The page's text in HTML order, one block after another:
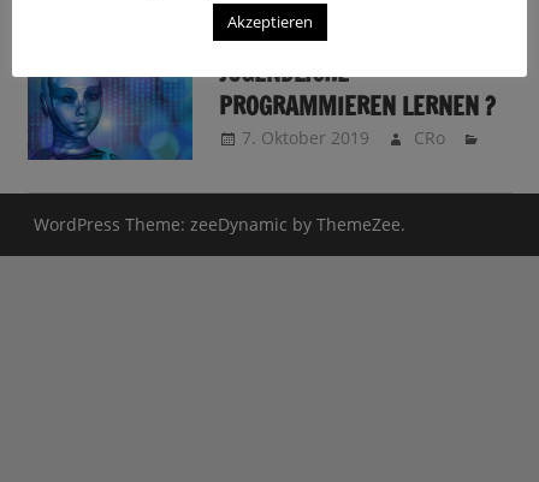
SOLLTEN KINDER UND
JUGENDLICHE
PROGRAMMIEREN LERNEN ?
7. Oktober 2019 CRo
WordPress Theme: zeeDynamic by ThemeZee.
Akzeptieren